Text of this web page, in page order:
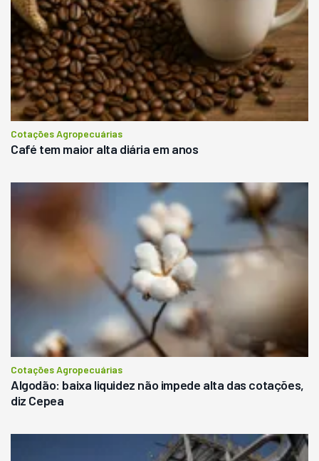
Cotações Agropecuárias
Café tem maior alta diária em anos
Cotações Agropecuárias
Algodão: baixa liquidez não impede alta das cotações,
diz Cepea